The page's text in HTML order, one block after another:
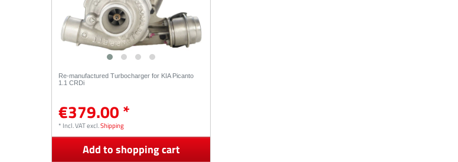
Re-manufactured Turbocharger for KIA Picanto
1.1 CRDi
€379.00 *
* Incl. VATexcl.Shipping
Add to shopping cart